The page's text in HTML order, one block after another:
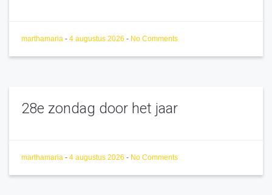
marthamaria - 4 augustus 2026 - No Comments
28e zondag door het jaar
marthamaria - 4 augustus 2026 - No Comments